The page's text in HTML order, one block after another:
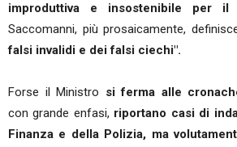
improduttiva e insostenibile per il
Saccomanni, più prosaicamente,
falsi invalidi e dei falsi ciechi".
Forse il Ministro si ferma alle
con grande enfasi, riportano casi di
Finanza e della Polizia, ma